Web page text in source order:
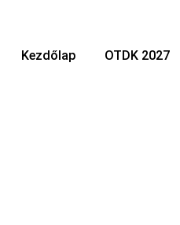
Kezdőlap OTDK 2027